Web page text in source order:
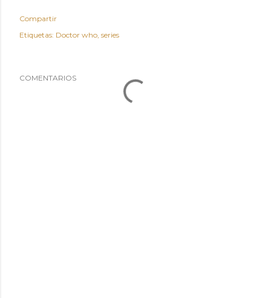
Compartir
Etiquetas: Doctor who series
COMENTARIOS